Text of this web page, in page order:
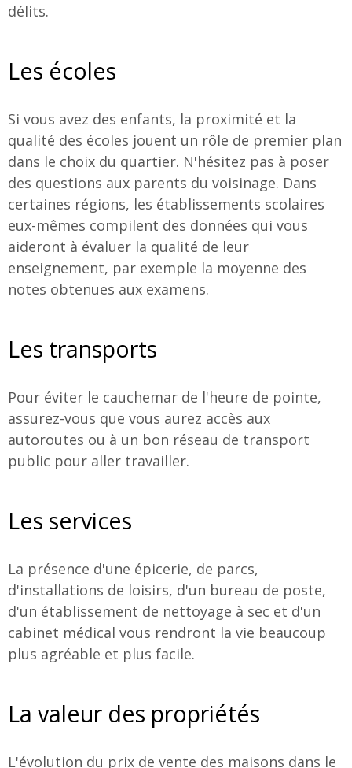
délits.
Les écoles
Si vous avez des enfants, la proximité et la
qualité des écoles jouent un rôle de premier plan
dans le choix du quartier. N'hésitez pas à poser
des questions aux parents du voisinage. Dans
certaines régions, les établissements scolaires
eux-mêmes compilent des données qui vous
aideront à évaluer la qualité de leur
enseignement, par exemple la moyenne des
notes obtenues aux examens.
Les transports
Pour éviter le cauchemar de l'heure de pointe,
assurez-vous que vous aurez accès aux
autoroutes ou à un bon réseau de transport
public pour aller travailler.
Les services
La présence d'une épicerie, de parcs,
d'installations de loisirs, d'un bureau de poste,
d'un établissement de nettoyage à sec et d'un
cabinet médical vous rendront la vie beaucoup
plus agréable et plus facile.
La valeur des propriétés
L'évolution du prix de vente des maisons dans le